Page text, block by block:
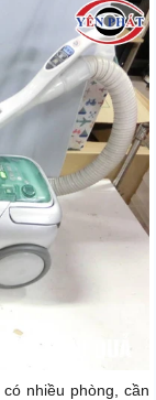
nhiều phòng, cần